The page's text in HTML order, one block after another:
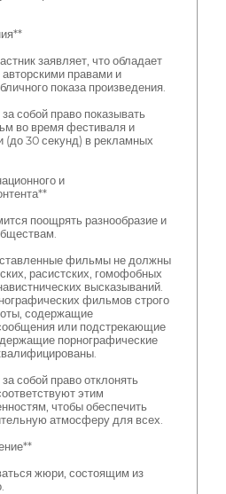
заявляет, что обладает
правами и
показа произведения.
собой право показывать
во время фестиваля и
(до 30 секунд) в рекламных
и
поощрять разнообразие и
фильмы не должны
расистских, гомофобных
высказываний.
фильмов строго
содержащие
или подстрекающие
порнографические
собой право отклонять
этим
чтобы обеспечить
атмосферу для всех.
жюри, состоящим из